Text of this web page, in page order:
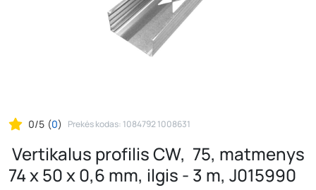
0/5 (0) Prekės kodas: 1084792 1008631
Vertikalus profilis CW, 75, matmenys
74 x 50 x 0,6 mm, ilgis - 3 m, J015990